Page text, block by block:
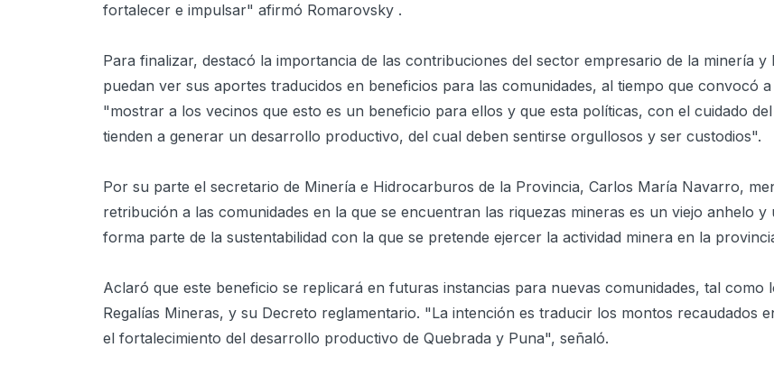
fortalecer e impulsar" afirmó Romarovsky .
Para finalizar, destacó la importancia de las contribuciones del sector empresario de la minería y
puedan ver sus aportes traducidos en beneficios para las comunidades, al tiempo que convocó
"mostrar a los vecinos que esto es un beneficio para ellos y que esta políticas, con el cuidado
tienden a generar un desarrollo productivo, del cual deben sentirse orgullosos y ser custodios".
Por su parte el secretario de Minería e Hidrocarburos de la Provincia, Carlos María Navarro,
retribución a las comunidades en la que se encuentran las riquezas mineras es un viejo anhelo y
forma parte de la sustentabilidad con la que se pretende ejercer la actividad minera en la
Aclaró que este beneficio se replicará en futuras instancias para nuevas comunidades, tal como
Regalías Mineras, y su Decreto reglamentario. "La intención es traducir los montos recaudados
el fortalecimiento del desarrollo productivo de Quebrada y Puna", señaló.